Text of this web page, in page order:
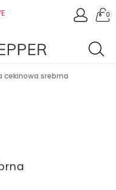
0
cekinowa srebrna